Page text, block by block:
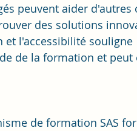
peuvent aider d'autres
des solutions
et l'accessibilité souligne
de la formation et peut
de formation SAS